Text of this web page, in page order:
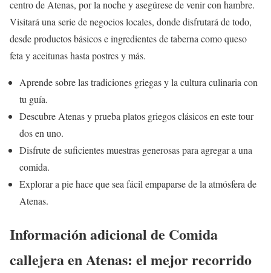
centro de Atenas, por la noche y asegúrese de venir con hambre.
Visitará una serie de negocios locales, donde disfrutará de todo,
desde productos básicos e ingredientes de taberna como queso
feta y aceitunas hasta postres y más.
Aprende sobre las tradiciones griegas y la cultura culinaria con
tu guía.
Descubre Atenas y prueba platos griegos clásicos en este tour
dos en uno.
Disfrute de suficientes muestras generosas para agregar a una
comida.
Explorar a pie hace que sea fácil empaparse de la atmósfera de
Atenas.
Información adicional de Comida
callejera en Atenas: el mejor recorrido